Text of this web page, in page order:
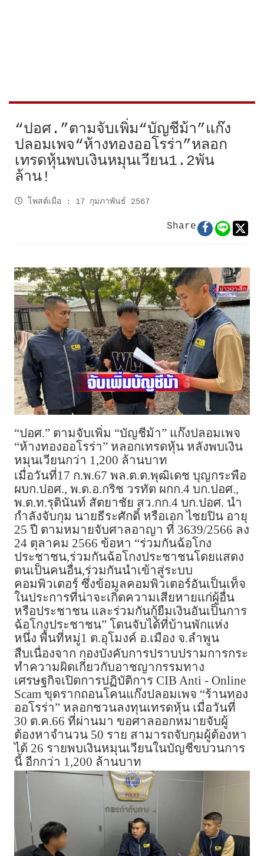
“ปอศ.”ตามจับเพิ่ม“บัญชีม้า”แก๊ง
ปลอมเพจ“ห้างทองออโรร่า”หลอก
เทรดหุ้นพบเงินหมุนเวียน1.2พัน
ล้าน!
โพสต์เมื่อ : 17 กุมภาพันธ์ 2567
Share
“ปอศ.” ตามจับเพิ่ม “บัญชีม้า” แก๊งปลอมเพจ
“ห้างทองออโรร่า” หลอกเทรดหุ้น หลังพบเงิน
หมุนเวียนกว่า 1,200 ล้านบาท
เมื่อวันที่17 ก.พ.67 พล.ต.ต.พุฒิเดช บุญกระพือ
ผบก.ปอศ., พ.ต.อ.กริช วรทัต ผกก.4 บก.ปอศ.,
พ.ต.ท.รุตินันท์ สัตยาชัย สว.กก.4 บก.ปอศ. นำ
กำลังจับกุม นายธีระศักดิ์ หรือเอก ไชยปิน อายุ
25 ปี ตามหมายจับศาลอาญา ที่ 3639/2566 ลง
24 ตุลาคม 2566 ข้อหา “ร่วมกันฉ้อโกง
ประชาชน,ร่วมกันฉ้อโกงประชาชนโดยแสดง
ตนเป็นคนอื่น,ร่วมกันนำเข้าสู่ระบบ
คอมพิวเตอร์ ซึ่งข้อมูลคอมพิวเตอร์อันเป็นเท็จ
ในประการที่น่าจะเกิดความเสียหายแก่ผู้อื่น
หรือประชาชน และร่วมกันกู้ยืมเงินอันเป็นการ
ฉ้อโกงประชาชน” โดนจับได้ที่บ้านพักแห่ง
หนึ่ง พื้นที่หมู่1 ต.อุโมงค์ อ.เมือง จ.ลำพูน
สืบเนื่องจาก กองบังคับการปราบปรามการกระ
ทำความผิดเกี่ยวกับอาชญากรรมทาง
เศรษฐกิจเปิดการปฏิบัติการ CIB Anti - Online
Scam ขุดรากถอนโคนแก๊งปลอมเพจ “ร้านทอง
ออโรร่า” หลอกชวนลงทุนเทรดหุ้น เมื่อวันที่
30 ต.ค.66 ที่ผ่านมา ขอศาลออกหมายจับผู้
ต้องหาจำนวน 50 ราย สามารถจับกุมผู้ต้องหา
ได้ 26 รายพบเงินหมุนเวียนในบัญชีขบวนการ
นี้ อีกกว่า 1,200 ล้านบาท